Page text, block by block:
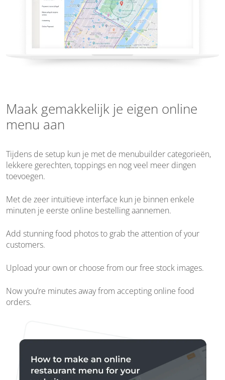
Maak gemakkelijk je eigen online
menu aan
Tijdens de setup kun je met de menubuilder categorieën,
lekkere gerechten, toppings en nog veel meer dingen
toevoegen.
Met de zeer intuïtieve interface kun je binnen enkele
minuten je eerste online bestelling aannemen.
Add stunning food photos to grab the attention of your
customers.
Upload your own or choose from our free stock images.
Now you’re minutes away from accepting online food
orders.